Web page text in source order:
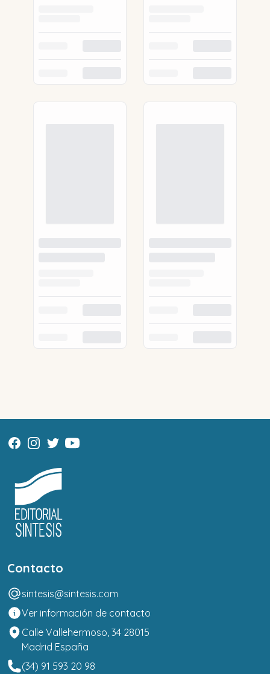
Contacto
sintesis@sintesis.com
Ver información de contacto
Calle Vallehermoso, 34 28015
Madrid España
(34) 91 593 20 98